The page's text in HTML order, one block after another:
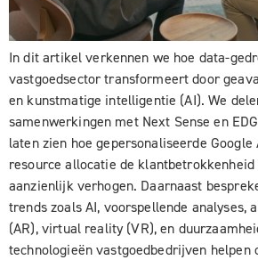
In dit artikel verkennen we hoe data-
vastgoedsector transformeert door
en kunstmatige intelligentie (AI). We
samenwerkingen met Next Sense en
laten zien hoe gepersonaliseerde
resource allocatie de
aanzienlijk verhogen. Daarnaast
trends zoals AI, voorspellende analyses,
(AR), virtual reality (VR), en
technologieën vastgoedbedrijven helpen